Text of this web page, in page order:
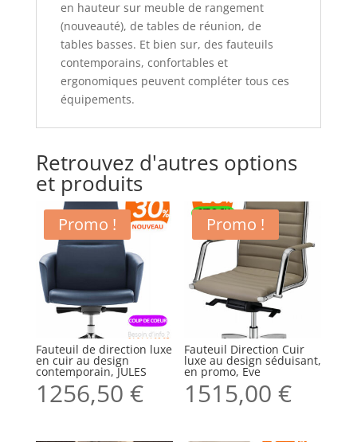
en hauteur sur meuble de rangement
(nouveauté), de tables de réunion, de
tables basses. Et bien sur, des fauteuils
contemporains, confortables et
ergonomiques peuvent compléter tous ces
équipements.
Retrouvez d'autres options
et produits
Promo !
Fauteuil de direction luxe
en cuir au design
contemporain, JULES
1256,50 €
Promo !
Fauteuil Direction Cuir
luxe au design séduisant,
en promo, Eve
1515,00€